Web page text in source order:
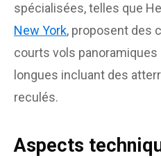
spécialisées, telles que
New York, proposent des
courts vols
longues incluant des
reculés.
Aspects